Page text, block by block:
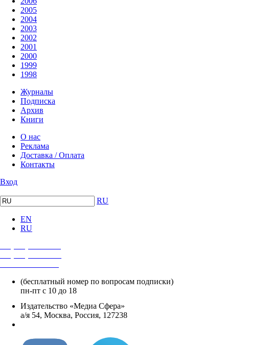
2005
2004
2003
2002
2001
2000
1999
1998
Журналы
Подписка
Архив
Книги
О нас
Реклама
Доставка / Оплата
Контакты
Вход
RU
EN
RU
(бесплатный номер по вопросам подписки)
пн-пт с 10 до 18
Издательство «Медиа Сфера»
а/я 54, Москва, Россия, 127238